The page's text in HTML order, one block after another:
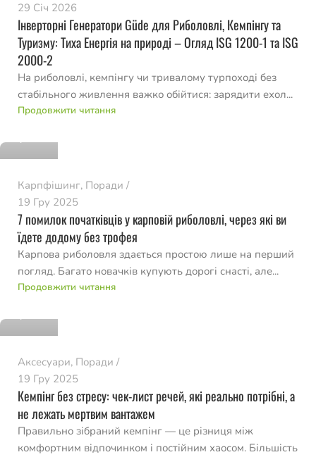
29 Січ 2026
Інверторні Генератори Güde для Риболовлі, Кемпінгу та
Туризму: Тиха Енергія на природі – Огляд ISG 1200-1 та ISG
2000-2
На риболовлі, кемпінгу чи тривалому турпоході без
стабільного живлення важко обійтися: зарядити ехол...
Продовжити читання
romvo
Карпфішинг, Поради
19 Гру 2025
7 помилок початківців у карповій риболовлі, через які ви
їдете додому без трофея
Карпова риболовля здається простою лише на перший
погляд. Багато новачків купують дорогі снасті, але...
Продовжити читання
romvo
Аксесуари, Поради
19 Гру 2025
Кемпінг без стресу: чек-лист речей, які реально потрібні, а
не лежать мертвим вантажем
Правильно зібраний кемпінг — це різниця між
комфортним відпочинком і постійним хаосом. Більшість